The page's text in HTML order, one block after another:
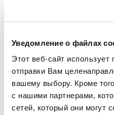
Уведомление о файлах
Этот веб-сайт
отправки Вам
вашему выбору. Кроме
с нашими партнерами,
сетей, который они могут